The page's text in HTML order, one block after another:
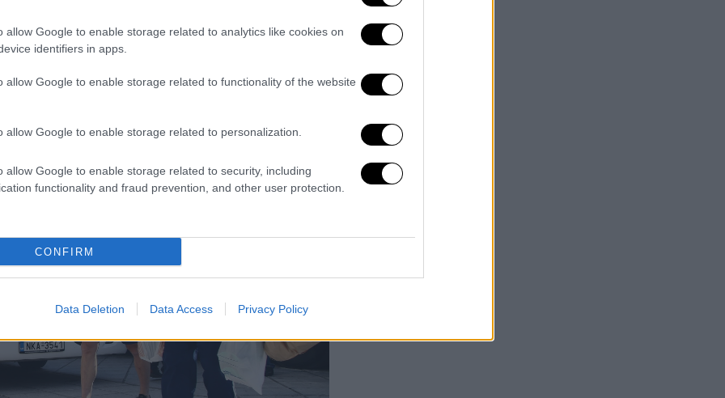
allow Google to enable storage related to analytics like cookies on
identifiers in apps.
allow Google to enable storage related to functionality of the website
allow Google to enable storage related to personalization.
allow Google to enable storage related to security, including
functionality and fraud prevention, and other user protection.
CONFIRM
Data Deletion Data Access Privacy Policy